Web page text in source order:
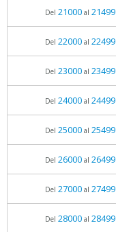
Del 21000al 21499
Del 22000al 22499
Del 23000al 23499
Del 24000al 24499
Del 25000al 25499
Del 26000al 26499
Del 27000al 27499
Del 28000al 28499